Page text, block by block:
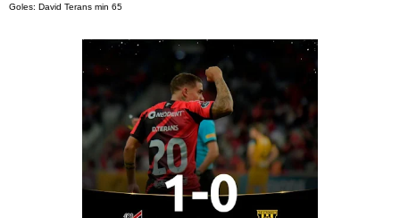
Goles: David Terans min 65